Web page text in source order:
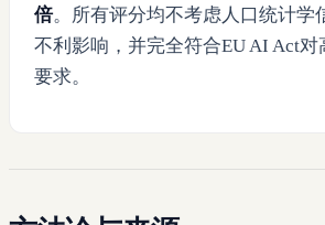
倍。所有评分均不考虑人口统计学
不利影响，并完全符合EU AI Act
要求。